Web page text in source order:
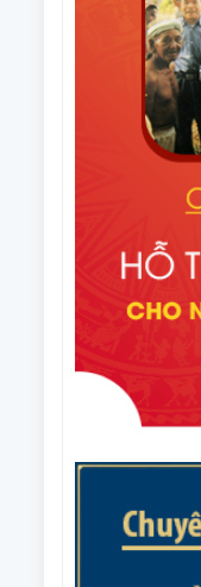
thứ XI năm
Văn bản số
Thường vụ
người cao tuổi
Văn bản số
Thường vụ
liên thế hệ tự
Quyết định số
Thủ tướng
câu lạc bộ liên
Văn bản số
Ban Thường
việc phối hợp
nhiệm vụ trọng